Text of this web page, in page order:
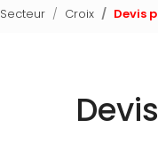
Secteur Croix Devis